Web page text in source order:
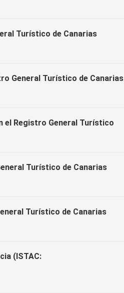
Turístico de Canarias
General Turístico de Canarias
el Registro General Turístico
Turístico de Canarias
Turístico de Canarias
(ISTAC: